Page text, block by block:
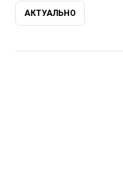
АКТУАЛЬНО